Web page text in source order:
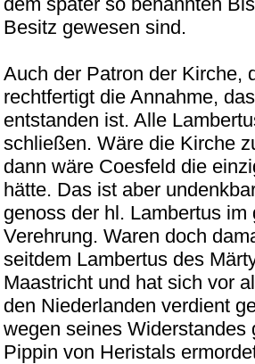
Besitz gewesen sind.
Auch der Patron der Kirche,
rechtfertigt die Annahme,
entstanden ist. Alle
schließen. Wäre die Kirche
dann wäre Coesfeld die
hätte. Das ist aber
genoss der hl. Lambertus
Verehrung. Waren doch
seitdem Lambertus des
Maastricht und hat sich vor
den Niederlanden verdient
wegen seines
Pippin von Heristals